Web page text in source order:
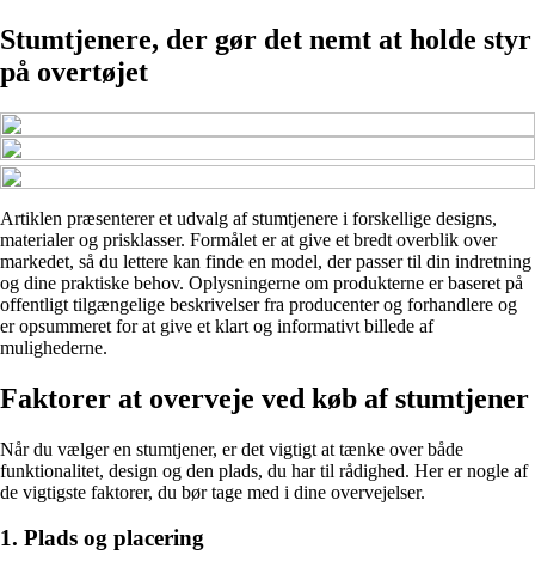
Stumtjenere, der gør det nemt at holde styr
på overtøjet
Artiklen præsenterer et udvalg af stumtjenere i forskellige designs,
materialer og prisklasser. Formålet er at give et bredt overblik over
markedet, så du lettere kan finde en model, der passer til din indretning
og dine praktiske behov. Oplysningerne om produkterne er baseret på
offentligt tilgængelige beskrivelser fra producenter og forhandlere og
er opsummeret for at give et klart og informativt billede af
mulighederne.
Faktorer at overveje ved køb af stumtjener
Når du vælger en stumtjener, er det vigtigt at tænke over både
funktionalitet, design og den plads, du har til rådighed. Her er nogle af
de vigtigste faktorer, du bør tage med i dine overvejelser.
1. Plads og placering